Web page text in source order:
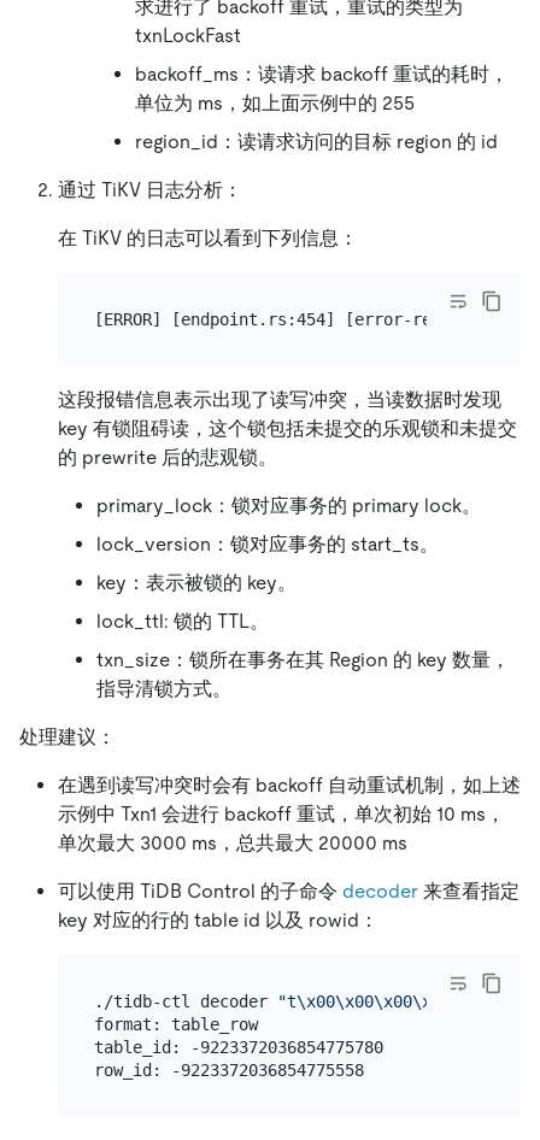
求进行了 backoff 重试，重试的类型为
txnLockFast
backoff_ms：读请求 backoff 重试的耗时，
单位为 ms，如上面示例中的 255
region_id：读请求访问的目标 region 的 id
通过 TiKV 日志分析：
在 TiKV 的日志可以看到下列信息：
这段报错信息表示出现了读写冲突，当读数据时发现
key 有锁阻碍读，这个锁包括未提交的乐观锁和未提交
的 prewrite 后的悲观锁。
primary_lock：锁对应事务的 primary lock。
lock_version：锁对应事务的 start_ts。
key：表示被锁的 key。
lock_ttl: 锁的 TTL。
txn_size：锁所在事务在其 Region 的 key 数量，
指导清锁方式。
处理建议：
在遇到读写冲突时会有 backoff 自动重试机制，如上述
示例中 Txn1 会进行 backoff 重试，单次初始 10 ms，
单次最大 3000 ms，总共最大 20000 ms
可以使用 TiDB Control 的子命令 decoder 来查看指定
key 对应的行的 table id 以及 rowid：
./tidb-ctl decoder
format: table_row
table_id: -9223372036854775780
row_id: -9223372036854775558